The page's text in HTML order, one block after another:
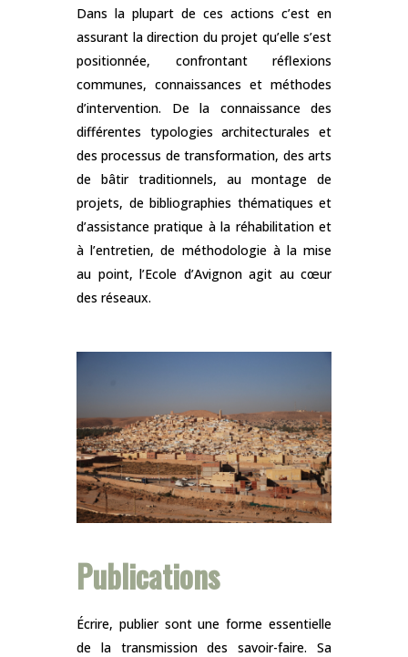
Dans la plupart de ces actions c’est en
assurant la direction du projet qu’elle s’est
positionnée, confrontant réflexions
communes, connaissances et méthodes
d’intervention. De la connaissance des
différentes typologies architecturales et
des processus de transformation, des arts
de bâtir traditionnels, au montage de
projets, de bibliographies thématiques et
d’assistance pratique à la réhabilitation et
à l’entretien, de méthodologie à la mise
au point, l’Ecole d’Avignon agit au cœur
des réseaux.
Publications
Écrire, publier sont une forme essentielle
de la transmission des savoir-faire. Sa